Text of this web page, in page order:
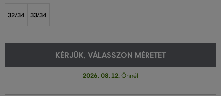
32/34 33/34
KÉRJÜK, VÁLASSZON MÉRETET
2026. 08. 12. Önnél